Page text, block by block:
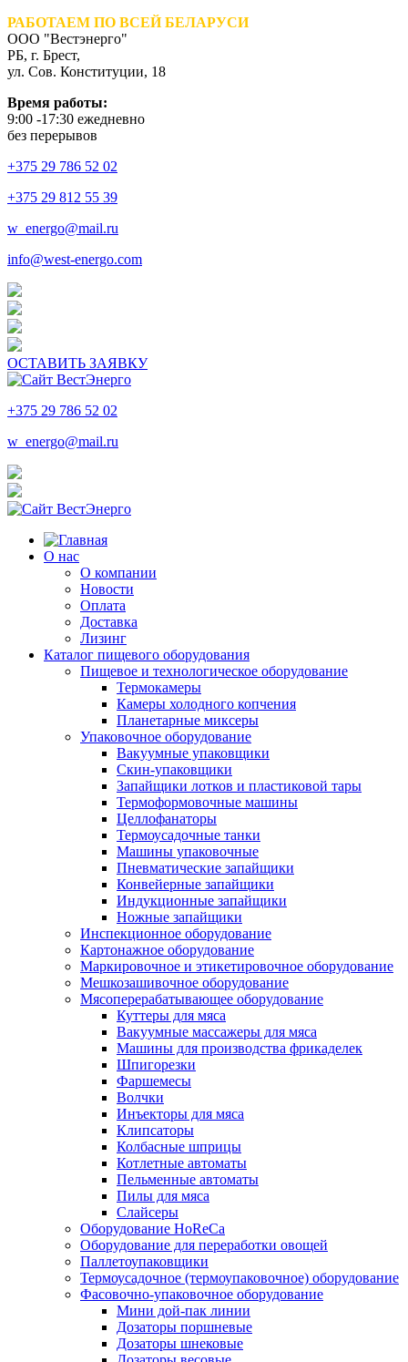
РАБОТАЕМ ПО ВСЕЙ БЕЛАРУСИ
ООО "Вестэнерго"
РБ, г. Брест,
ул. Сов. Конституции, 18
Время работы:
9:00 -17:30 ежедневно
без перерывов
+375 29 786 52 02
+375 29 812 55 39
w_energo@mail.ru
info@west-energo.com
ОСТАВИТЬ ЗАЯВКУ
+375 29 786 52 02
w_energo@mail.ru
О нас
О компании
Новости
Оплата
Доставка
Лизинг
Каталог пищевого оборудования
Пищевое и технологическое оборудование
Термокамеры
Камеры холодного копчения
Планетарные миксеры
Упаковочное оборудование
Вакуумные упаковщики
Скин-упаковщики
Запайщики лотков и пластиковой тары
Термоформовочные машины
Целлофанаторы
Термоусадочные танки
Машины упаковочные
Пневматические запайщики
Конвейерные запайщики
Индукционные запайщики
Ножные запайщики
Инспекционное оборудование
Картонажное оборудование
Маркировочное и этикетировочное оборудование
Мешкозашивочное оборудование
Мясоперерабатывающее оборудование
Куттеры для мяса
Вакуумные массажеры для мяса
Машины для производства фрикаделек
Шпигорезки
Фаршемесы
Волчки
Инъекторы для мяса
Клипсаторы
Колбасные шприцы
Котлетные автоматы
Пельменные автоматы
Пилы для мяса
Слайсеры
Оборудование HoReCa
Оборудование для переработки овощей
Паллетоупаковщики
Термоусадочное (термоупаковочное) оборудование
Фасовочно-упаковочное оборудование
Мини дой-пак линии
Дозаторы поршневые
Дозаторы шнековые